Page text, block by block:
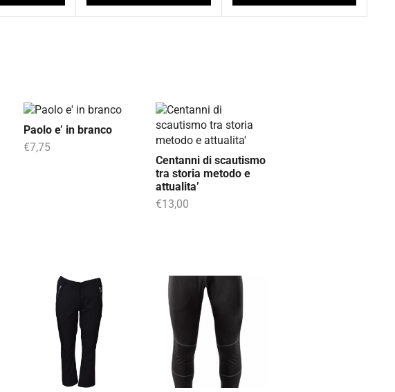
Paolo e’ in branco
€7,75
Centanni di scautismo
tra storia metodo e
attualita’
€13,00